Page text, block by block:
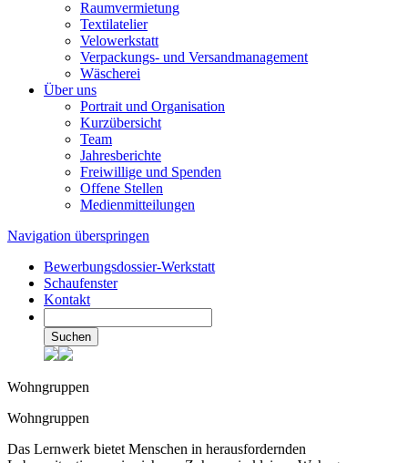
Raumvermietung
Textilatelier
Velowerkstatt
Verpackungs- und Versandmanagement
Wäscherei
Über uns
Portrait und Organisation
Kurzübersicht
Team
Jahresberichte
Freiwillige und Spenden
Offene Stellen
Medienmitteilungen
Navigation überspringen
Bewerbungsdossier-Werkstatt
Schaufenster
Kontakt
Suchen
Wohngruppen
Wohngruppen
Das Lernwerk bietet Menschen in herausfordernden